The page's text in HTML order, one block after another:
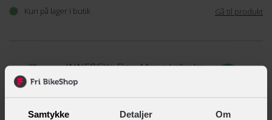
Samtykke Detaljer Om
Kun på lager i butik Gå til produkt
INNERGY+ Flow Mini cykelhjelm
+ 349,-